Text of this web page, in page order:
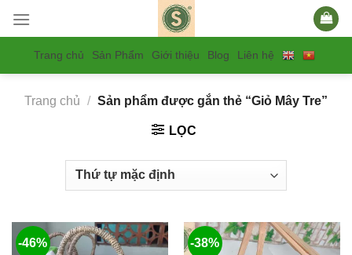
contentTrang chủ Sản Phẩm Giới thiệu Blog Liên hệ
Trang chủ / Sản phẩm được gắn thẻ “Giỏ Mây Tre”
LỌC
-46% -38%